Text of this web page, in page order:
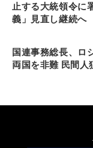
止する大統領令に
義」見直し継続へ
国連事務総長、ロ
両国を非難 民間人